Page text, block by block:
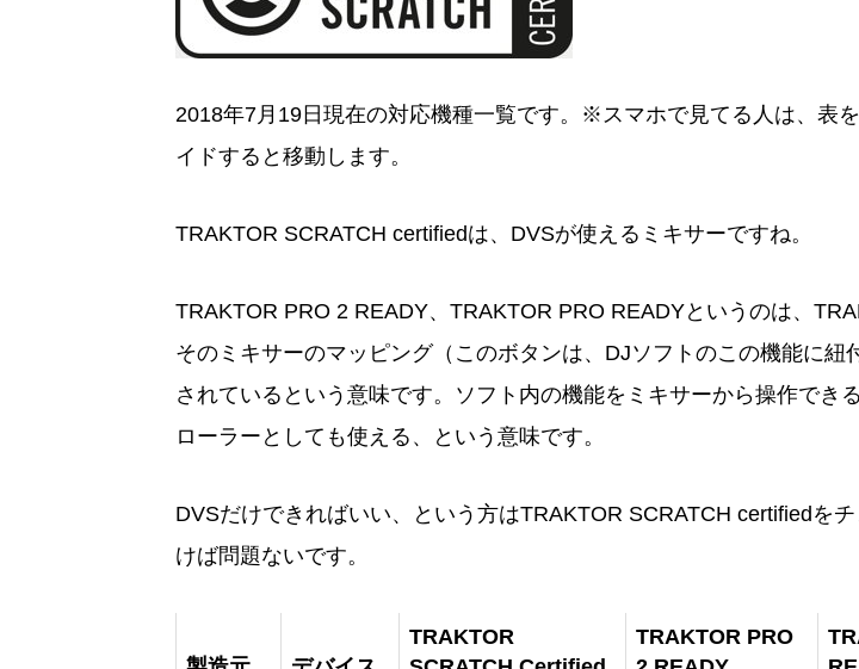
2018年7月19日現在の対応機種一覧です。※スマホで見てる人は、表
イドすると移動します。
TRAKTOR SCRATCH certifiedは、DVSが使えるミキサーですね。
TRAKTOR PRO 2 READY、TRAKTOR PRO READYというのは、
そのミキサーのマッピング（このボタンは、DJソフトのこの機能に紐
されているという意味です。ソフト内の機能をミキサーから操作でき
ローラーとしても使える、という意味です。
DVSだけできればいい、という方はTRAKTOR SCRATCH certifiedを
けば問題ないです。
TRAKTOR
TRAKTOR PRO